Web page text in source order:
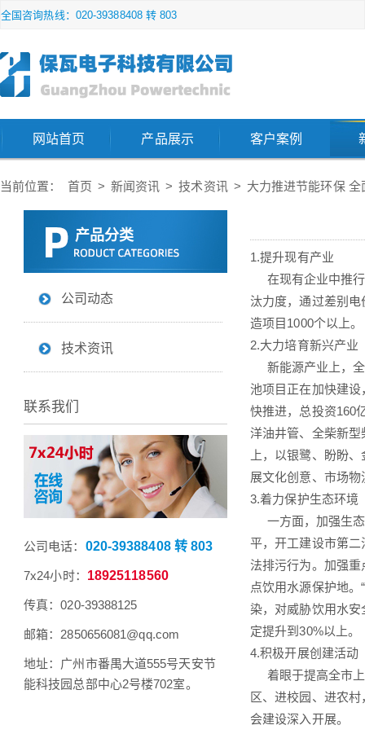
全国咨询热线：020-39388408 转 803
网站首页 产品展示 客户案例
当前位置： 首页 > 新闻资讯 > 技术资讯 > 大力推进节能环保
1.提升现有产业
在现有企业中推行
汰力度，通过差别
造项目1000个以上。
2.大力培育新兴产业
新能源产业上，全
池项目正在加快建
快推进，总投资160
洋油井管、全柴新
上，以银鹭、盼盼
展文化创意、市场
3.着力保护生态环境
一方面，加强生态
平，开工建设市第
法排污行为。加强
点饮用水源保护地
染，对威胁饮用水
定提升到30%以上。
4.积极开展创建活动
着眼于提高全市上
区、进校园、进农
会建设深入开展。
产品分类
公司动态
技术资讯
联系我们
公司电话： 020-39388408 转 803
7x24小时： 18925118560
传真：020-39388125
邮箱：2850656081@qq.com
地址：广州市番禺大道555号天安节
能科技园总部中心2号楼702室。